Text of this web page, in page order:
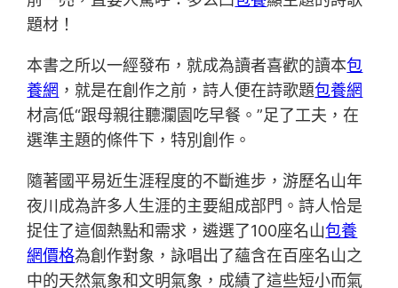
題材！
本書之所以一經發布，就成為讀者喜歡的讀本包
養網 ，就是在創作之前，詩人便在詩歌題包養網
材高低“跟母親往聽瀾園吃早餐。”足了工夫，在
選準主題的條件下，特別創作。
隨著國平易近生涯程度的不斷進步，游歷名山年
夜川成為許多人生涯的主要組成部門。詩人恰是
捉住了這個熱點和需求，遴選了100座名山包養
網價格為創作對象，詠唱出了蘊含在百座名山之
中的天然氣象和文明氣象，成績了這些短小而氣